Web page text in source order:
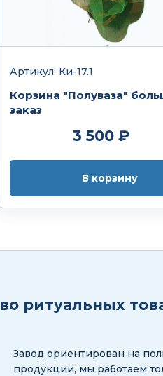
Артикул: Ки-17.1
Корзина "Полуваза"
заказ
3 500 ₽
В корзину
ритуальных
Завод ориентирован на
продукции, мы работаем